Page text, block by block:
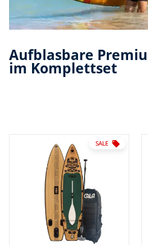
Aufblasbare
im Komplettset
SALE